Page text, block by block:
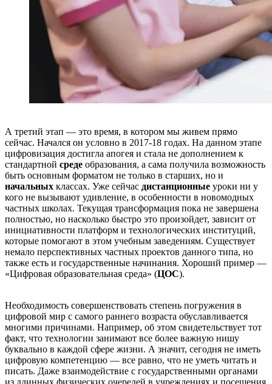
А третий этап — это время, в котором мы живем прямо
сейчас. Начался он условно в 2017-18 годах. На данном этапе
цифровизация достигла апогея и стала не дополнением к
стандартной среде образования, а сама получила возможность
быть основным форматом не только в старших, но и
начальных классах. Уже сейчас дистанционные уроки ни у
кого не вызывают удивление, в особенности в новомодных
частных школах. Текущая трансформация пока не завершена
полностью, но насколько быстро это произойдет, зависит от
инициативности платформ и технологических институций,
которые помогают в этом учебным заведениям. Существует
немало перспективных частных проектов данного типа, но
также есть и государственные начинания. Хороший пример —
«Цифровая образовательная среда» (ЦОС).
Необходимость совершенствовать степень погружения в
цифровой мир с самого раннего возраста обуславливается
многими причинами. Например, об этом свидетельствует тот
факт, что технологии занимают все более важную нишу
буквально в каждой сфере жизни. А значит, сегодня не иметь
цифровую компетенцию — все равно, что не уметь читать и
писать. Даже взаимодействие с государственными органами
из длинных физических очередей в учреждениях и посещения